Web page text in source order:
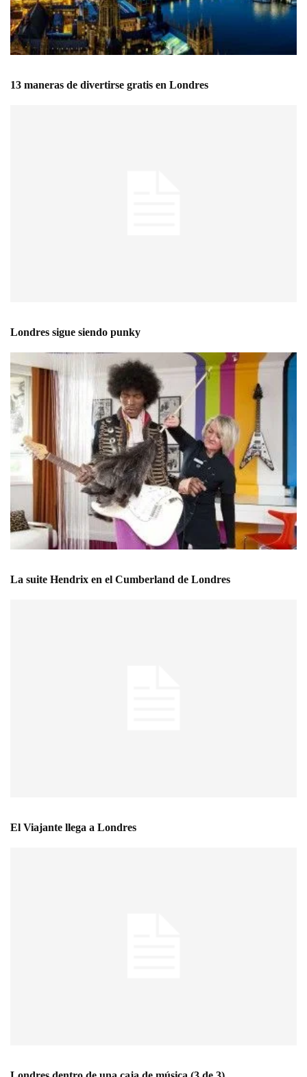
13 maneras de divertirse gratis en Londres
Londres sigue siendo punky
La suite Hendrix en el Cumberland de Londres
El Viajante llega a Londres